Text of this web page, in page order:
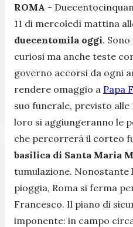
ROMA -
11 di mercoledì mattina
duecentomila oggi.
curiosi ma anche teste
governo accorsi da ogni
rendere omaggio a Papa
suo funerale, previsto alle
loro si aggiungeranno le
che percorrerà il corteo
basilica di Santa Maria
tumulazione. Nonostante
pioggia, Roma si ferma
Francesco. Il piano di
imponente: in campo